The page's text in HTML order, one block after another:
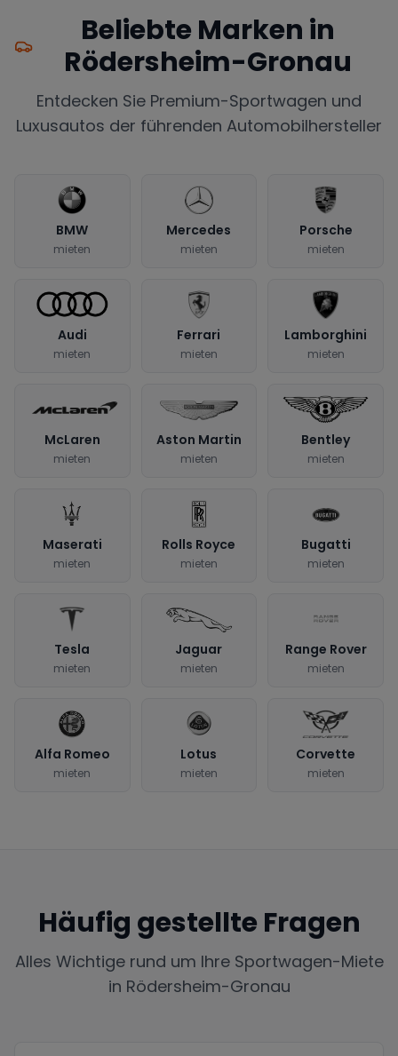
Beliebte Marken in
Rödersheim-Gronau
Entdecken Sie Premium-Sportwagen und
Luxusautos der führenden Automobilhersteller
BMW
mieten
Mercedes
mieten
Porsche
mieten
Audi
mieten
Ferrari
mieten
Lamborghini
mieten
McLaren
mieten
Aston Martin
mieten
Bentley
mieten
Maserati
mieten
Rolls Royce
mieten
Bugatti
mieten
Tesla
mieten
Jaguar
mieten
Range Rover
mieten
Alfa Romeo
mieten
Lotus
mieten
Corvette
mieten
Häufig gestellte Fragen
Alles Wichtige rund um Ihre Sportwagen-Miete
in Rödersheim-Gronau